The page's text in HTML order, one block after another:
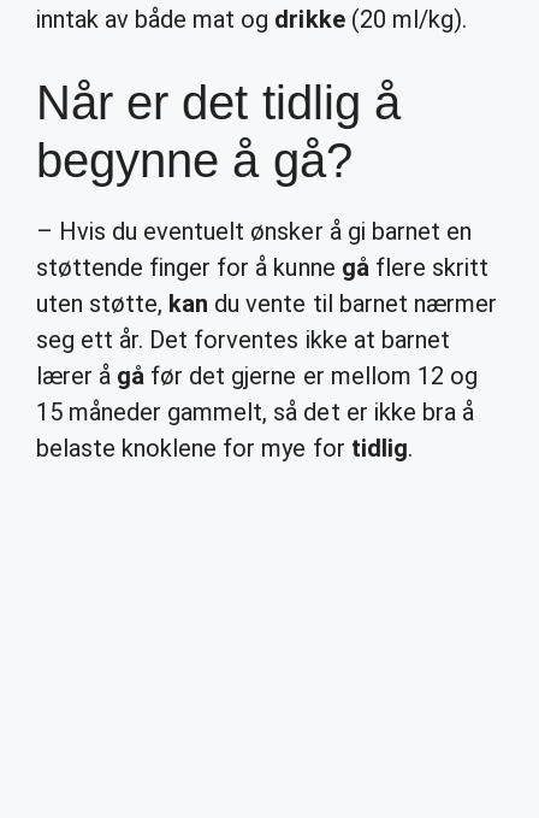
inntak av både mat og drikke(20 ml/kg).
Når er det tidlig å
begynne å gå?
– Hvis du eventuelt ønsker å gi barnet en
støttende finger for å kunne gåflere skritt
uten støtte, kan du vente til barnet nærmer
seg ett år. Det forventes ikke at barnet
lærer å gå før det gjerne er mellom 12 og
15 måneder gammelt, så det er ikke bra å
belaste knoklene for mye for tidlig.